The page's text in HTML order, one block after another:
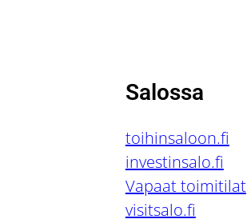
Salossa
toihinsaloon.fi
investinsalo.fi
Vapaat toimitilat
visitsalo.fi